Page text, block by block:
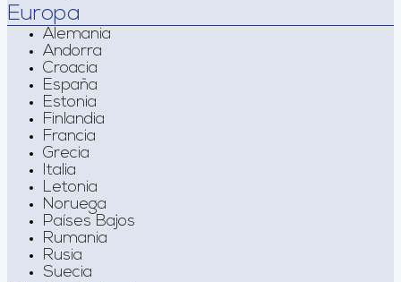
Europa
Alemania
Andorra
Croacia
España
Estonia
Finlandia
Francia
Grecia
Italia
Letonia
Noruega
Países Bajos
Rumania
Rusia
Suecia